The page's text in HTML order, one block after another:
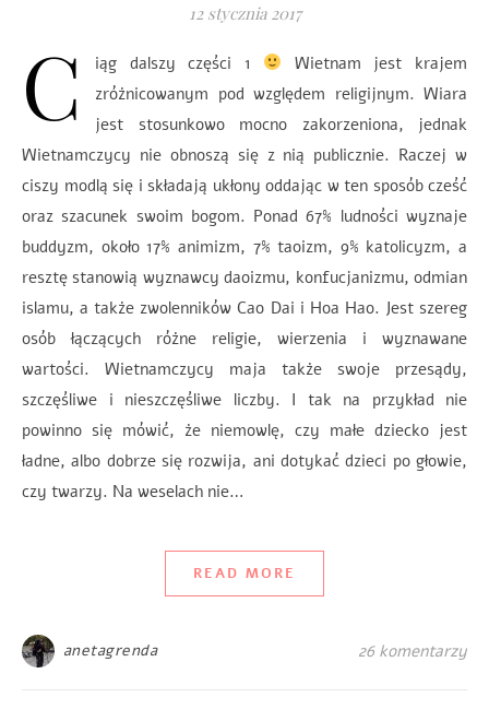
12 stycznia 2017
C iąg dalszy części 1
Wietnam jest krajem
zróżnicowanym pod względem religijnym. Wiara
jest stosunkowo mocno zakorzeniona, jednak
Wietnamczycy nie obnoszą się z nią publicznie. Raczej w
ciszy modlą się i składają ukłony oddając w ten sposób cześć
oraz szacunek swoim bogom. Ponad 67% ludności wyznaje
buddyzm, około 17% animizm, 7% taoizm, 9% katolicyzm, a
resztę stanowią wyznawcy daoizmu, konfucjanizmu, odmian
islamu, a także zwolenników Cao Dai i Hoa Hao. Jest szereg
osób łączących różne religie, wierzenia i wyznawane
wartości. Wietnamczycy maja także swoje przesądy,
szczęśliwe i nieszczęśliwe liczby. I tak na przykład nie
powinno się mówić, że niemowlę, czy małe dziecko jest
ładne, albo dobrze się rozwija, ani dotykać dzieci po głowie,
czy twarzy. Na weselach nie…
READ MORE
anetagrenda 26 komentarzy